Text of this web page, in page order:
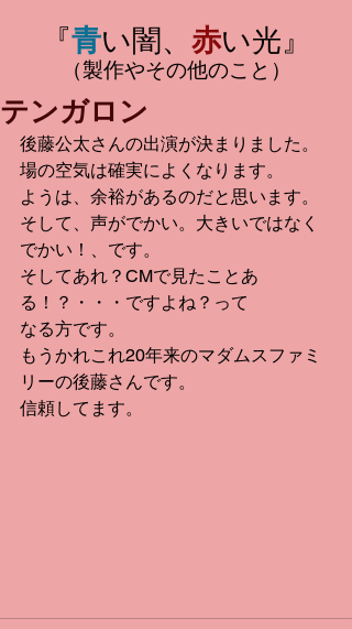
『青い闇、 赤い光』
（製作やその他のこと）
テンガロン
後藤公太さんの出演が決まりました。
場の空気は確実によくなります。
ようは、余裕があるのだと思います。
そして、声がでかい。大きいではなく
でかい！、です。
そしてあれ？CMで見たことあ
る！？・・・ですよね？って
なる方です。
もうかれこれ20年来のマダムスファミ
リーの後藤さんです。
信頼してます。